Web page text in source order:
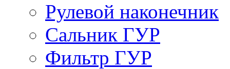
Рулевой наконечник
Сальник ГУР
Фильтр ГУР